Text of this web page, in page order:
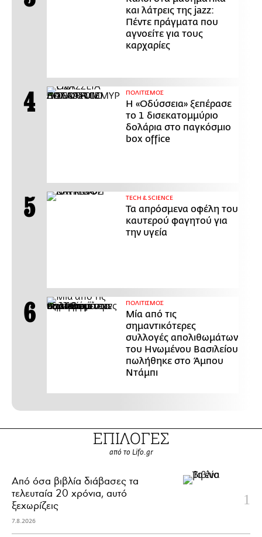
και λάτρεις της jazz:
Πέντε πράγματα που
αγνοείτε για τους
καρχαρίες
ΠΟΛΙΤΙΣΜΟΣ
Η «Οδύσσεια» ξεπέρασε
το 1 δισεκατομμύριο
δολάρια στο παγκόσμιο
box office
ΤECH & SCIENCE
Τα απρόσμενα οφέλη του
καυτερού φαγητού για
την υγεία
ΠΟΛΙΤΙΣΜΟΣ
Μία από τις
σημαντικότερες
συλλογές απολιθωμάτων
του Ηνωμένου Βασιλείου
πωλήθηκε στο Άμπου
Ντάμπι
ΕΠΙΛΟΓΕΣ
από το Lifo.gr
Από όσα βιβλία διάβασες τα
τελευταία 20 χρόνια, αυτό
ξεχωρίζεις
7.8.2026